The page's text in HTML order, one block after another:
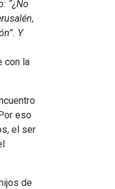
“¿No
Y
con la
eso
el ser
de